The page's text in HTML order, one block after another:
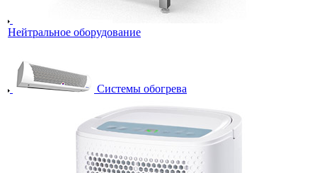
Нейтральное оборудование
Системы обогрева